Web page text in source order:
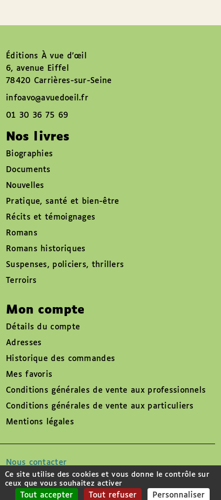
Éditions À vue d’œil
6, avenue Eiffel
78420 Carrières-sur-Seine
infoavo@avuedoeil.fr
01 30 36 75 69
Nos livres
Biographies
Documents
Nouvelles
Pratique, santé et bien-être
Récits et témoignages
Romans
Romans historiques
Suspenses, policiers, thrillers
Terroirs
Mon compte
Détails du compte
Adresses
Historique des commandes
Mes favoris
Conditions générales de vente aux professionnels
Conditions générales de vente aux particuliers
Mentions légales
Nous contacter
Suivez-nous sur
Ce site utilise des cookies et vous donne le contrôle sur
ceux que vous souhaitez activer
Tout accepter Tout refuser Personnaliser